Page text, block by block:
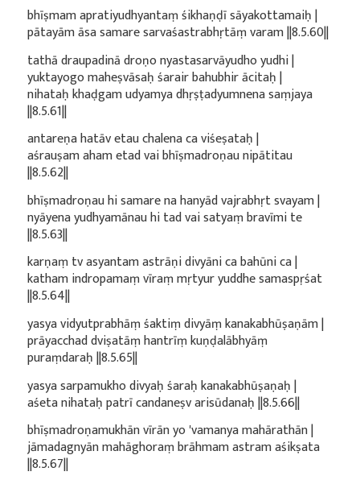
bhīṣmam apratiyudhyantaṃ śikhaṇḍī sāyakottamaiḥ |
pātayām āsa samare sarvaśastrabhṛtāṃ varam ||8.5.60||
tathā draupadinā droṇo nyastasarvāyudho yudhi |
yuktayogo maheṣvāsaḥ śarair bahubhir ācitaḥ |
nihataḥ khaḍgam udyamya dhṛṣṭadyumnena saṃjaya
||8.5.61||
antareṇa hatāv etau chalena ca viśeṣataḥ |
aśrauṣam aham etad vai bhīṣmadroṇau nipātitau
||8.5.62||
bhīṣmadroṇau hi samare na hanyād vajrabhṛt svayam |
nyāyena yudhyamānau hi tad vai satyaṃ bravīmi te
||8.5.63||
karṇaṃ tv asyantam astrāṇi divyāni ca bahūni ca |
katham indropamaṃ vīraṃ mṛtyur yuddhe samaspṛśat
||8.5.64||
yasya vidyutprabhāṃ śaktiṃ divyāṃ kanakabhūṣaṇām |
prāyacchad dviṣatāṃ hantrīṃ kuṇḍalābhyāṃ
puraṃdaraḥ ||8.5.65||
yasya sarpamukho divyaḥ śaraḥ kanakabhūṣaṇaḥ |
aśeta nihataḥ patrī candaneṣv arisūdanaḥ ||8.5.66||
bhīṣmadroṇamukhān vīrān yo 'vamanya mahārathān |
jāmadagnyān mahāghoraṃ brāhmam astram aśikṣata
||8.5.67||